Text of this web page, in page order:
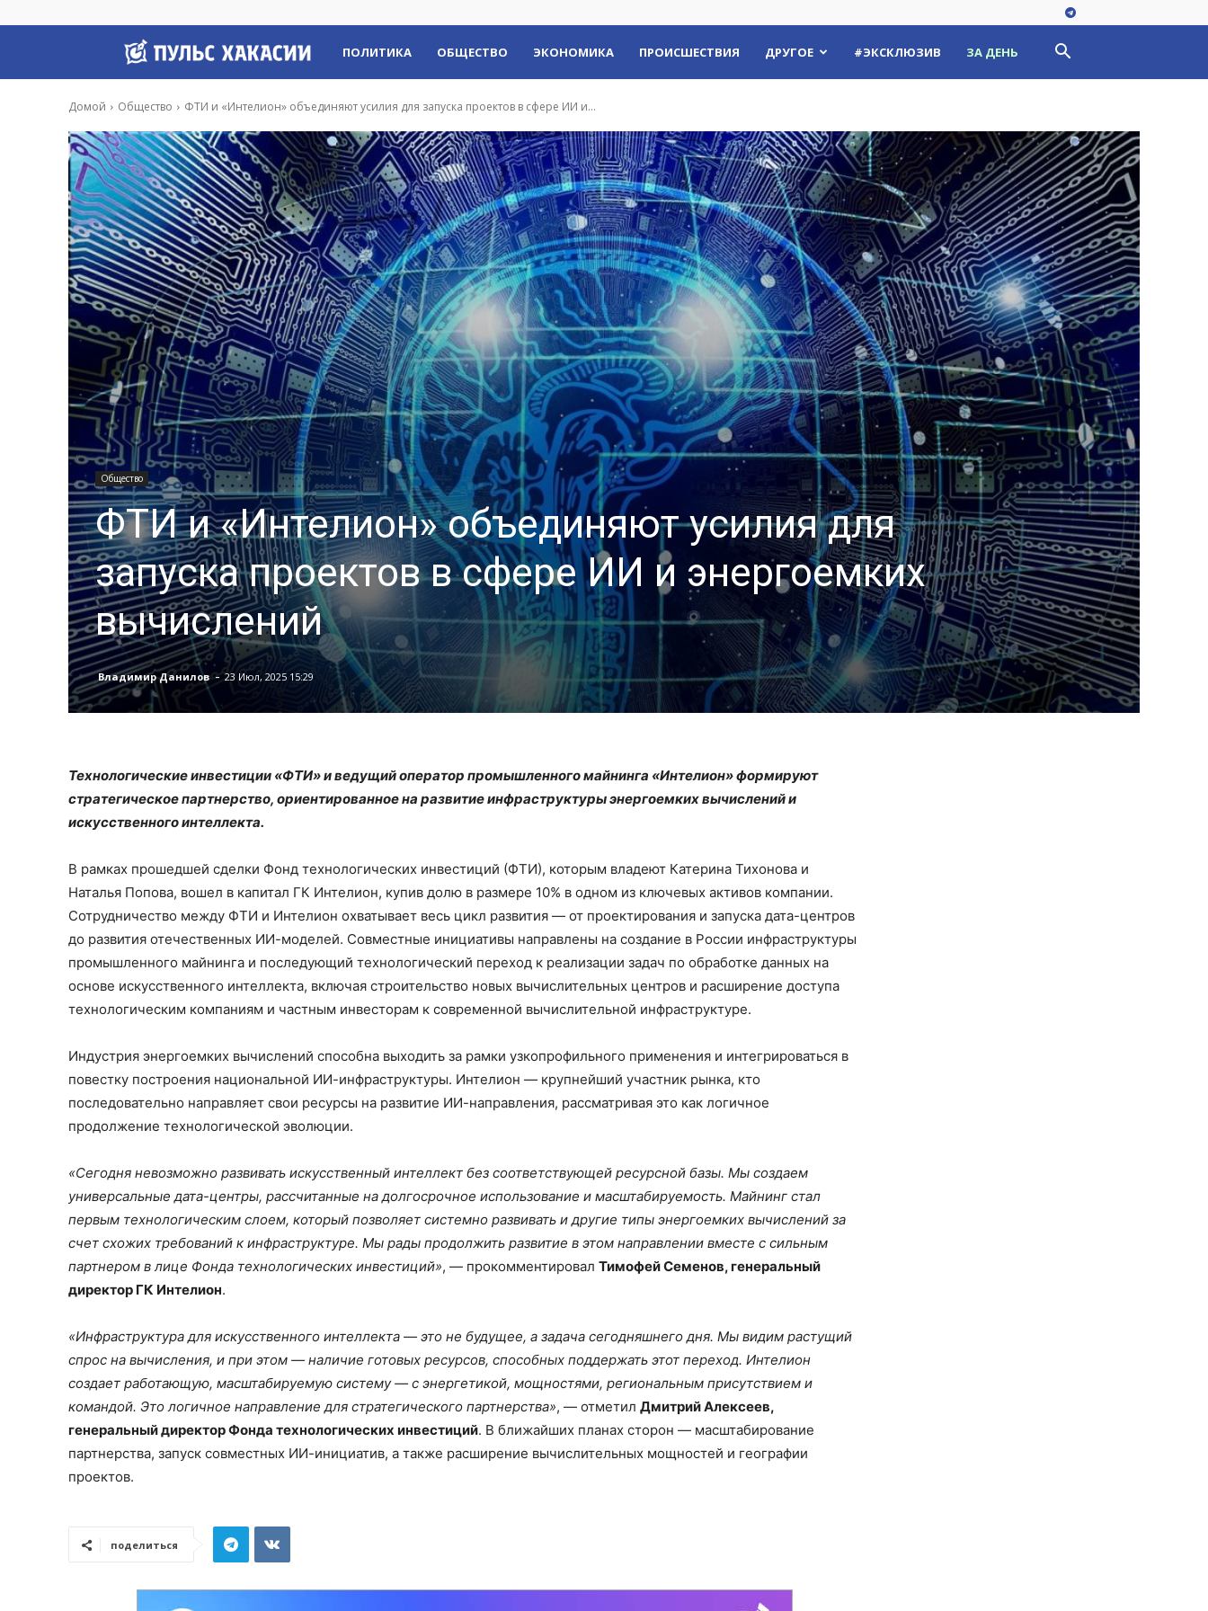
Пульс
Хакасии
ПОЛИТИКА ОБЩЕСТВО ЭКОНОМИКА ПРОИСШЕСТВИЯ ДРУГОЕ #ЭКСКЛЮЗИВ ЗА ДЕНЬ
Домой Общество ФТИ и «Интелион» объединяют усилия для запуска проектов в сфере ИИ и...
Общество
ФТИ и «Интелион» объединяют усилия для
запуска проектов в сфере ИИ и энергоемких
вычислений
Владимир Данилов - 23 Июл, 2025 15:29
Технологические инвестиции «ФТИ» и ведущий оператор промышленного майнинга «Интелион» формируют
стратегическое партнерство, ориентированное на развитие инфраструктуры энергоемких вычислений и
искусственного интеллекта.
В рамках прошедшей сделки Фонд технологических инвестиций (ФТИ), которым владеют Катерина Тихонова и
Наталья Попова, вошел в капитал ГК Интелион, купив долю в размере 10% в одном из ключевых активов компании.
Сотрудничество между ФТИ и Интелион охватывает весь цикл развития — от проектирования и запуска дата-центров
до развития отечественных ИИ-моделей. Совместные инициативы направлены на создание в России инфраструктуры
промышленного майнинга и последующий технологический переход к реализации задач по обработке данных на
основе искусственного интеллекта, включая строительство новых вычислительных центров и расширение доступа
технологическим компаниям и частным инвесторам к современной вычислительной инфраструктуре.
Индустрия энергоемких вычислений способна выходить за рамки узкопрофильного применения и интегрироваться в
повестку построения национальной ИИ-инфраструктуры. Интелион — крупнейший участник рынка, кто
последовательно направляет свои ресурсы на развитие ИИ-направления, рассматривая это как логичное
продолжение технологической эволюции.
«Сегодня невозможно развивать искусственный интеллект без соответствующей ресурсной базы. Мы создаем
универсальные дата-центры, рассчитанные на долгосрочное использование и масштабируемость. Майнинг стал
первым технологическим слоем, который позволяет системно развивать и другие типы энергоемких вычислений за
счет схожих требований к инфраструктуре. Мы рады продолжить развитие в этом направлении вместе с сильным
партнером в лице Фонда технологических инвестиций», — прокомментировал Тимофей Семенов, генеральный
директор ГК Интелион.
«Инфраструктура для искусственного интеллекта — это не будущее, а задача сегодняшнего дня. Мы видим растущий
спрос на вычисления, и при этом — наличие готовых ресурсов, способных поддержать этот переход. Интелион
создает работающую, масштабируемую систему — с энергетикой, мощностями, региональным присутствием и
командой. Это логичное направление для стратегического партнерства», — отметил Дмитрий Алексеев,
генеральный директор Фонда технологических инвестиций. В ближайших планах сторон — масштабирование
партнерства, запуск совместных ИИ-инициатив, а также расширение вычислительных мощностей и географии
проектов.
поделиться